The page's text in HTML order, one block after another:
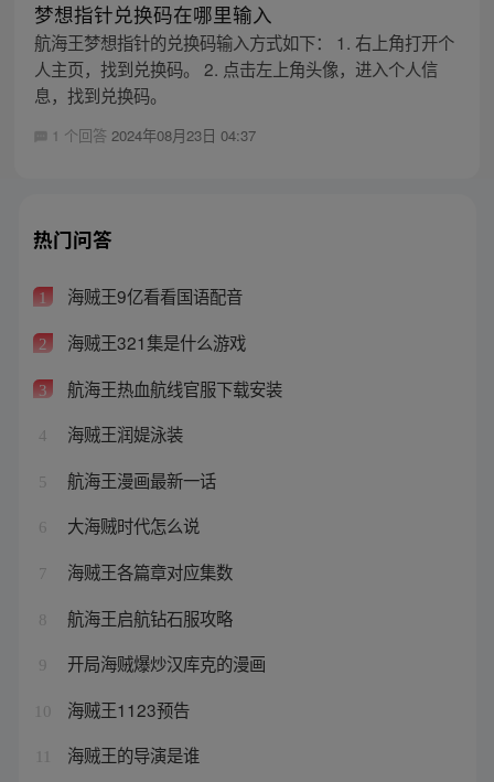
梦想指针兑换码在哪里输入
航海王梦想指针的兑换码输入方式如下： 1. 右上角打开个
人主页，找到兑换码。 2. 点击左上角头像，进入个人信
息，找到兑换码。
1 个回答 2024年08月23日 04:37
热门问答
1 海贼王9亿看看国语配音
2 海贼王321集是什么游戏
3 航海王热血航线官服下载安装
4 海贼王润媞泳装
5 航海王漫画最新一话
6 大海贼时代怎么说
7 海贼王各篇章对应集数
8 航海王启航钻石服攻略
9 开局海贼爆炒汉库克的漫画
10 海贼王1123预告
海贼王的导演是谁